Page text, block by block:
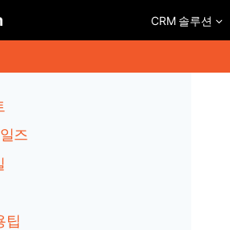
CRM 솔루션
즈
팁